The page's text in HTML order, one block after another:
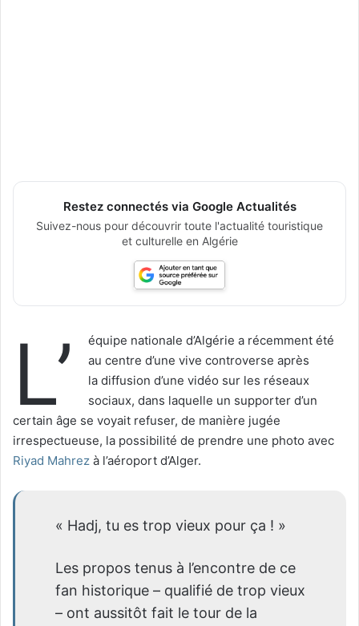
Restez connectés via Google Actualités
Suivez-nous pour découvrir toute l'actualité touristique
et culturelle en Algérie
L’
équipe nationale d’Algérie a récemment été
au centre d’une vive controverse après
la diffusion d’une vidéo sur les réseaux
sociaux, dans laquelle un supporter d’un
certain âge se voyait refuser, de manière jugée
irrespectueuse, la possibilité de prendre une photo avec
Riyad Mahrez à l’aéroport d’Alger.
« Hadj, tu es trop vieux pour ça ! »
Les propos tenus à l’encontre de ce
fan historique – qualifié de trop vieux
– ont aussitôt fait le tour de la